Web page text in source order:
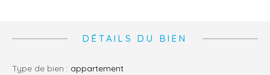
DÉTAILS DU BIEN
Type de bien : appartement